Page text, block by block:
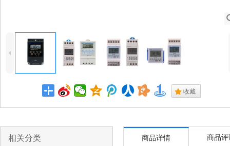
4
. 收藏
相关分类 商品详情 商品评